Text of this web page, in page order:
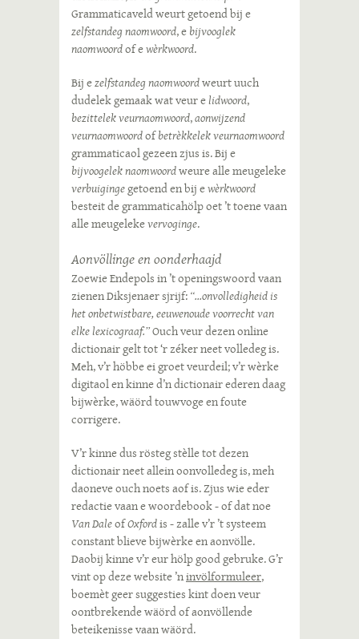
Grammaticaveld weurt getoend bij e
zelfstandeg naomwoord, ebijvooglek
naomwoordof ewèrkwoord.
Bij ezelfstandeg naomwoordweurt uuch
dudelek gemaak wat veur elidwoord,
bezittelek veurnaomwoord,aonwijzend
veurnaomwoordofbetrèkkelek veurnaomwoord
grammaticaol gezeen zjus is. Bij e
bijvoogelek naomwoordweure alle meugeleke
verbuigingegetoend en bij ewèrkwoord
besteit de grammaticahölp oet ’t toene vaan
alle meugelekevervoginge.
Aonvöllinge en oonderhaajd
Zoewie Endepols in ’t openingswoord vaan
zienen Diksjenaer sjrijf:“...onvolledigheid is
het onbetwistbare, eeuwenoude voorrecht van
elke lexicograaf.”Ouch veur dezen online
dictionair gelt tot ‘r zéker neet volledeg is.
Meh, v’r höbbe ei groet veurdeil; v’r wèrke
digitaol en kinne d’n dictionair ederen daag
bijwèrke, wäörd touwvoge en foute
corrigere.
V’r kinne dus rösteg stèlle tot dezen
dictionair neet allein oonvolledeg is, meh
daoneve ouch noets aof is. Zjus wie eder
redactie vaan e woordebook - of dat noe
Van DaleofOxfordis - zalle v’r ’t systeem
constant blieve bijwèrke en aonvölle.
Daobij kinne v’r eur hölp good gebruke. G’r
vint op deze website ’ninvölformuleer,
boemèt geer suggesties kint doen veur
oontbrekende wäörd of aonvöllende
beteikenisse vaan wäörd.